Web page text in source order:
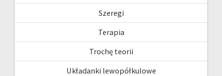
Szeregi
Terapia
Trochę teorii
Układanki lewopółkulowe